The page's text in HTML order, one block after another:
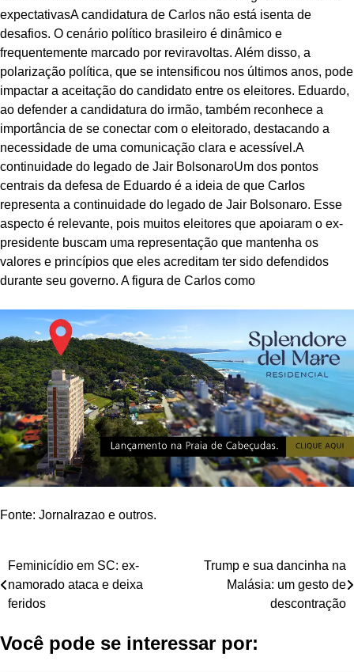
expectativasA candidatura de Carlos não está isenta de
desafios. O cenário político brasileiro é dinâmico e
frequentemente marcado por reviravoltas. Além disso, a
polarização política, que se intensificou nos últimos anos, pode
impactar a aceitação do candidato entre os eleitores. Eduardo,
ao defender a candidatura do irmão, também reconhece a
importância de se conectar com o eleitorado, destacando a
necessidade de uma comunicação clara e acessível.A
continuidade do legado de Jair BolsonaroUm dos pontos
centrais da defesa de Eduardo é a ideia de que Carlos
representa a continuidade do legado de Jair Bolsonaro. Esse
aspecto é relevante, pois muitos eleitores que apoiaram o ex-
presidente buscam uma representação que mantenha os
valores e princípios que eles acreditam ter sido defendidos
durante seu governo. A figura de Carlos como
Fonte: Jornalrazao e outros.
Navegação
de
Feminicídio em SC: ex-
namorado ataca e deixa
feridos
Trump e sua dancinha na
Malásia: um gesto de
descontração
Você pode se interessar por: